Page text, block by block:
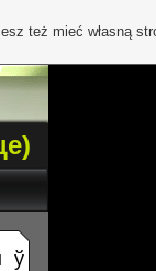
ў
też mieć własną